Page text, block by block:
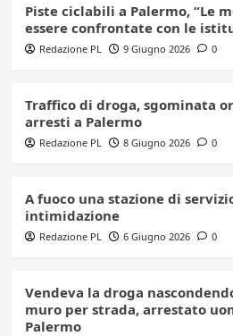
Piste ciclabili a Palermo, “Le
essere confrontate con le
Redazione PL 9 Giugno 2026 0
Traffico di droga, sgominata
arresti a Palermo
Redazione PL 8 Giugno 2026 0
A fuoco una stazione di
intimidazione
Redazione PL 6 Giugno 2026 0
Vendeva la droga
muro per strada, arrestato
Palermo